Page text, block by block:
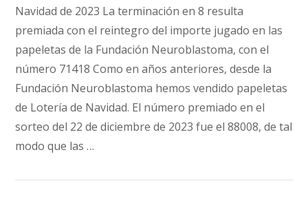
Navidad de 2023 La terminación en 8 resulta
premiada con el reintegro del importe jugado en las
papeletas de la Fundación Neuroblastoma, con el
número 71418 Como en años anteriores, desde la
Fundación Neuroblastoma hemos vendido papeletas
de Lotería de Navidad. El número premiado en el
sorteo del 22 de diciembre de 2023 fue el 88008, de tal
modo que las …